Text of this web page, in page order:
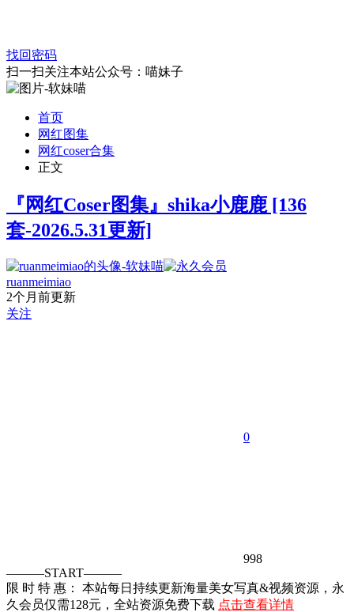
找回密码
扫一扫关注本站公众号：喵妹子
首页
网红图集
网红coser合集
正文
『网红Coser图集』shika小鹿鹿 [136
套-2026.5.31更新]
ruanmeimiao
2个月前更新
关注
0
998
———START———
限 时 特 惠： 本站每日持续更新海量美女写真&视频资源，永
久会员仅需128元，全站资源免费下载 点击查看详情